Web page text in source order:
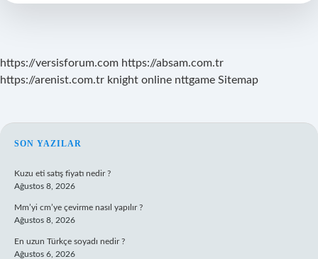
https://versisforum.com https://absam.com.tr
https://arenist.com.tr knight online nttgame Sitemap
SIDEBAR
SON YAZILAR
Kuzu eti satış fiyatı nedir ?
Ağustos 8, 2026
Mm’yi cm’ye çevirme nasıl yapılır ?
Ağustos 8, 2026
En uzun Türkçe soyadı nedir ?
Ağustos 6, 2026